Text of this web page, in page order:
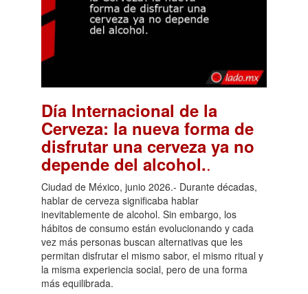
Día Internacional de la
Cerveza: la nueva forma de
disfrutar una cerveza ya no
depende del alcohol..
Ciudad de México, junio 2026.- Durante décadas,
hablar de cerveza significaba hablar
inevitablemente de alcohol. Sin embargo, los
hábitos de consumo están evolucionando y cada
vez más personas buscan alternativas que les
permitan disfrutar el mismo sabor, el mismo ritual y
la misma experiencia social, pero de una forma
más equilibrada.